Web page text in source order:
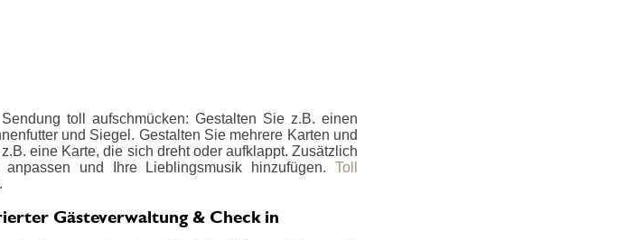
toll aufschmücken: Gestalten Sie z.B. einen
und Siegel. Gestalten Sie mehrere Karten und
eine Karte, die sich dreht oder aufklappt. Zusätzlich
und Ihre Lieblingsmusik hinzufügen. Toll
Gästeverwaltung & Check in